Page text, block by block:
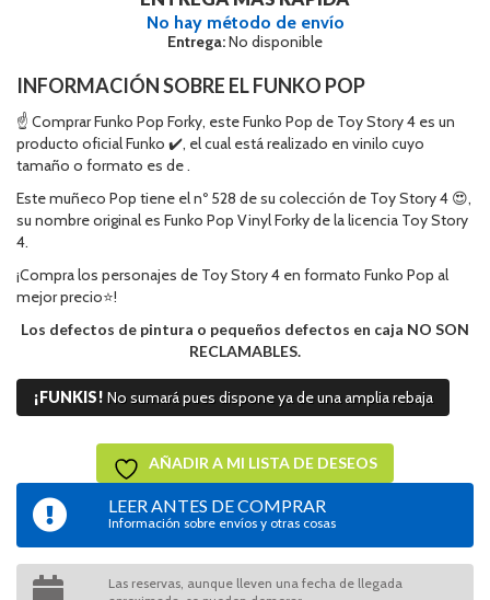
No hay método de envío
Entrega:No disponible
INFORMACIÓN SOBRE EL FUNKO POP
☝ Comprar Funko Pop Forky, este Funko Pop de Toy Story 4 es un
producto oficial Funko ✔️, el cual está realizado en vinilo cuyo
tamaño o formato es de .
Este muñeco Pop tiene el nº 528 de su colección de Toy Story 4 😍,
su nombre original es Funko Pop Vinyl Forky de la licencia Toy Story
4.
¡Compra los personajes de Toy Story 4 en formato Funko Pop al
mejor precio⭐!
Los defectos de pintura o pequeños defectos en caja NO SON
RECLAMABLES.
¡FUNKIS! No sumará pues dispone ya de una amplia rebaja
AÑADIR A MI LISTA DE DESEOS
LEER ANTES DE COMPRAR
Información sobre envíos y otras cosas
Las reservas, aunque lleven una fecha de llegada